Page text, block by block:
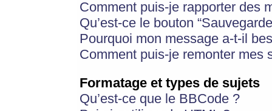
Comment puis-je rapporter des
Qu’est-ce le bouton
Pourquoi mon message a-t-il
Comment puis-je remonter mes
Formatage et types de sujets
Qu’est-ce que le BBCode ?